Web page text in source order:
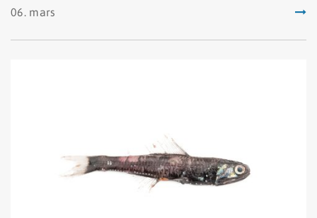
samkvæmt frekara samkomulagi.
06. mars